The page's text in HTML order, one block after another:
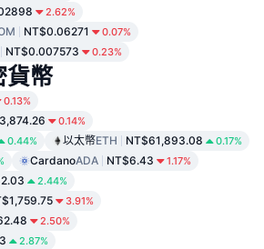
2.62%
NT$0.06271 0.07%
NT$0.007573 0.23%
貨幣
0.13%
0.14%
0.44% 以太幣ETH NT$61,893.08 0.17%
CardanoADA NT$6.43 1.17%
2.44%
3.91%
2.50%
2.87%